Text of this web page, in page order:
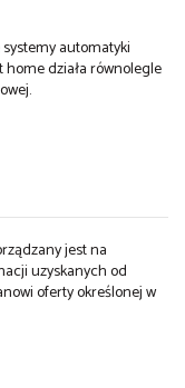
automatyki
działa równolegle
jest na
uzyskanych od
oferty określonej w